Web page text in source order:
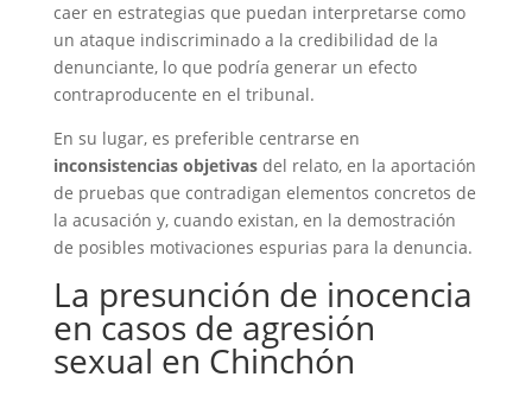
caer en estrategias que puedan interpretarse como
un ataque indiscriminado a la credibilidad de la
denunciante, lo que podría generar un efecto
contraproducente en el tribunal.
En su lugar, es preferible centrarse en
inconsistencias objetivasdel relato, en la aportación
de pruebas que contradigan elementos concretos de
la acusación y, cuando existan, en la demostración
de posibles motivaciones espurias para la denuncia.
La presunción de inocencia
en casos de agresión
sexual en Chinchón